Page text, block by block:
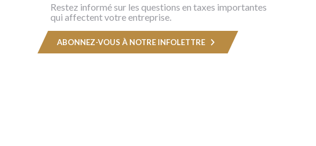
Restez informé sur les questions en taxes importantes
qui affectent votre entreprise.
ABONNEZ-VOUS À NOTRE INFOLETTRE